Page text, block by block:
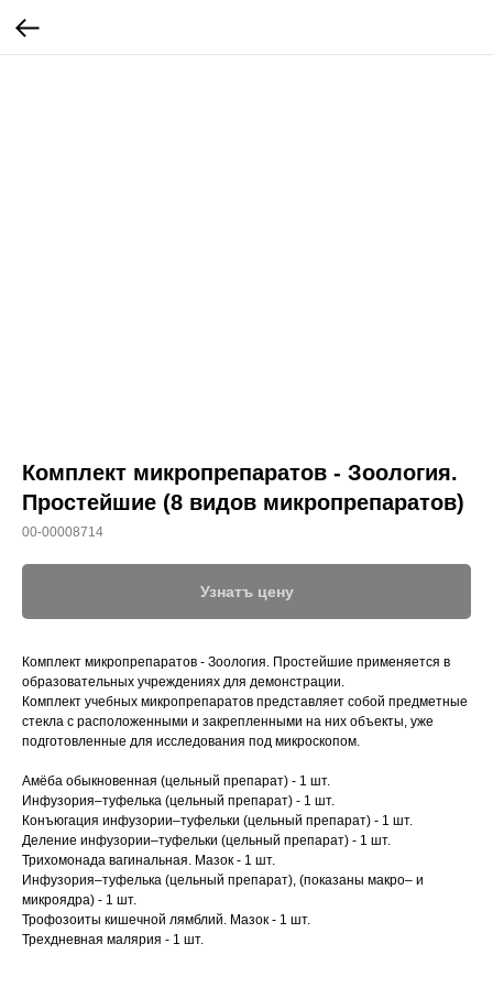
Комплект микропрепаратов - Зоология.
Простейшие (8 видов микропрепаратов)
00-00008714
Узнатъ цену
Комплект микропрепаратов - Зоология. Простейшие применяется в
образовательных учреждениях для демонстрации.
Комплект учебных микропрепаратов представляет собой предметные
стекла с расположенными и закрепленными на них объекты, уже
подготовленные для исследования под микроскопом.
Амёба обыкновенная (цельный препарат) - 1 шт.
Инфузория–туфелька (цельный препарат) - 1 шт.
Конъюгация инфузории–туфельки (цельный препарат) - 1 шт.
Деление инфузории–туфельки (цельный препарат) - 1 шт.
Трихомонада вагинальная. Мазок - 1 шт.
Инфузория–туфелька (цельный препарат), (показаны макро– и
микроядра) - 1 шт.
Трофозоиты кишечной лямблий. Мазок - 1 шт.
Трехдневная малярия - 1 шт.